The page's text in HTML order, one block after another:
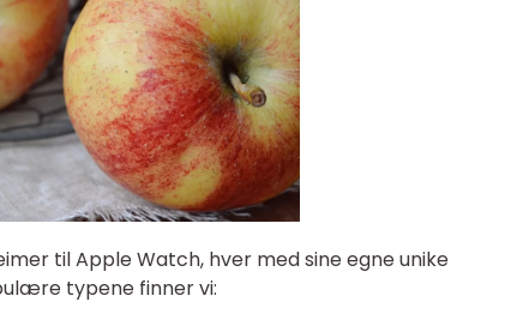
til Apple Watch, hver med sine egne unike
typene finner vi: